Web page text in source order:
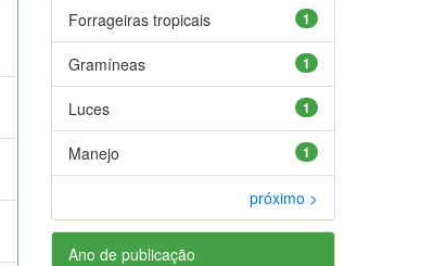
1
Forrageiras tropicais
1
Gramíneas
1
Luces
1
Manejo
próximo >
Ano de publicação